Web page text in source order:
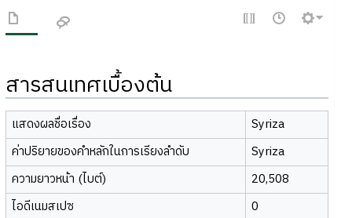
สารสนเทศเบื้องต้น
แสดงผลชื่อเรื่อง
Syriza
ค่าปริยายของคำหลักในการเรียงลำดับ
Syriza
ความยาวหน้า (ไบต์)
20,508
ไอดีเนมสเปซ
0